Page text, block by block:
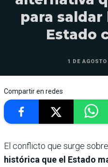
para saldar
Estado
1 DE
Compartir en redes
El conflicto que surge sobre
histórica que el Estado